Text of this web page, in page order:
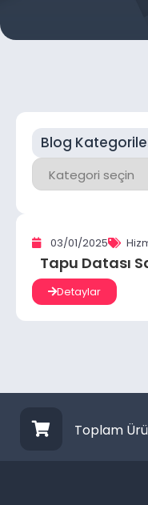
Blog
03/01/2025
Tapu Datası
Detaylar
Toplam